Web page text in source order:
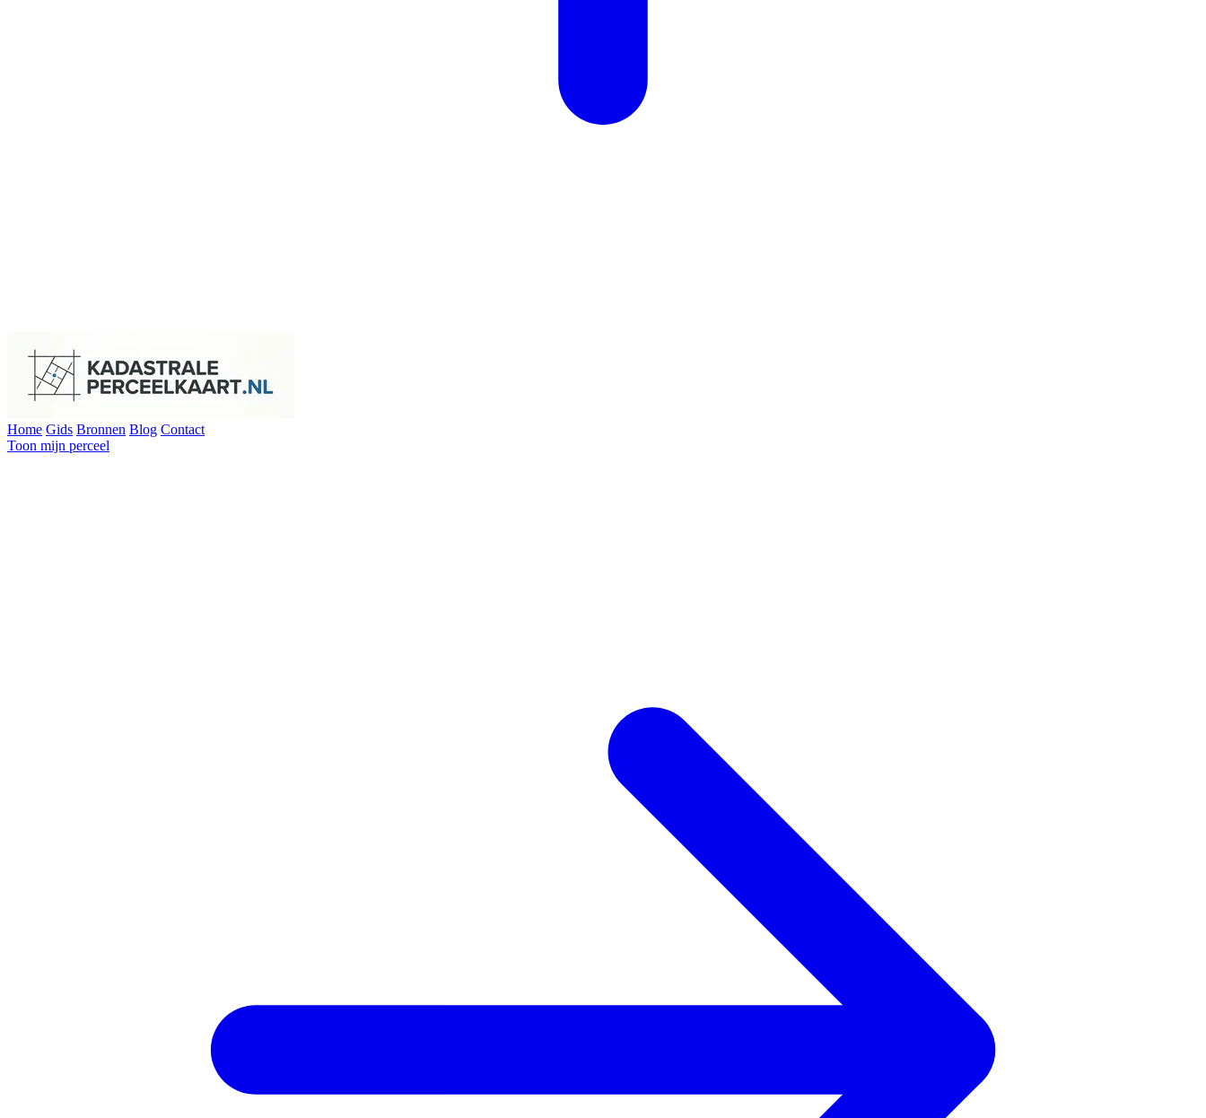
Home Gids Bronnen Blog Contact
Toon mijn perceel